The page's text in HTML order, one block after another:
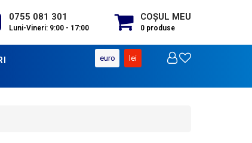
0755 081 301
Luni-Vineri: 9:00 - 17:00
COŞUL MEU
0produse
euro lei